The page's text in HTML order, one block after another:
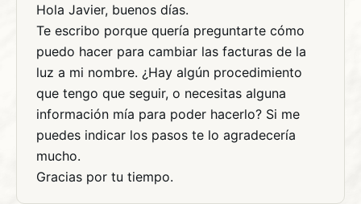
Hola Javier, buenos días.
Te escribo porque quería preguntarte cómo
puedo hacer para cambiar las facturas de la
luz a mi nombre. ¿Hay algún procedimiento
que tengo que seguir, o necesitas alguna
información mía para poder hacerlo? Si me
puedes indicar los pasos te lo agradecería
mucho.
Gracias por tu tiempo.